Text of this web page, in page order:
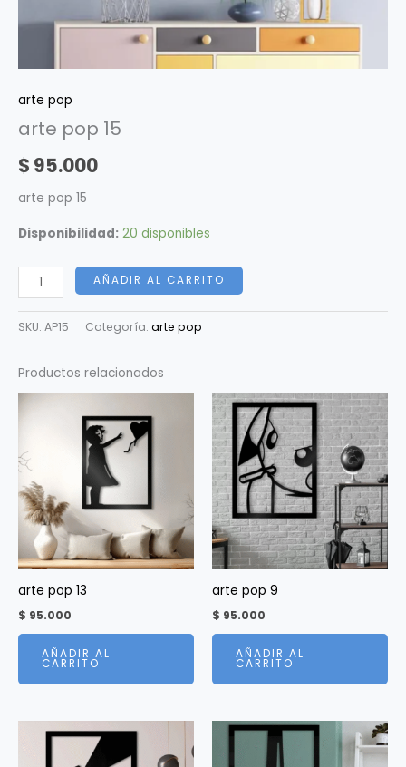
arte pop
arte pop 15
$ 95.000
arte pop 15
Disponibilidad: 20 disponibles
AÑADIR AL CARRITO
SKU: AP15 Categoría: arte pop
Productos relacionados
arte pop 13
$ 95.000
AÑADIR AL
CARRITO
arte pop 9
$ 95.000
AÑADIR AL
CARRITO